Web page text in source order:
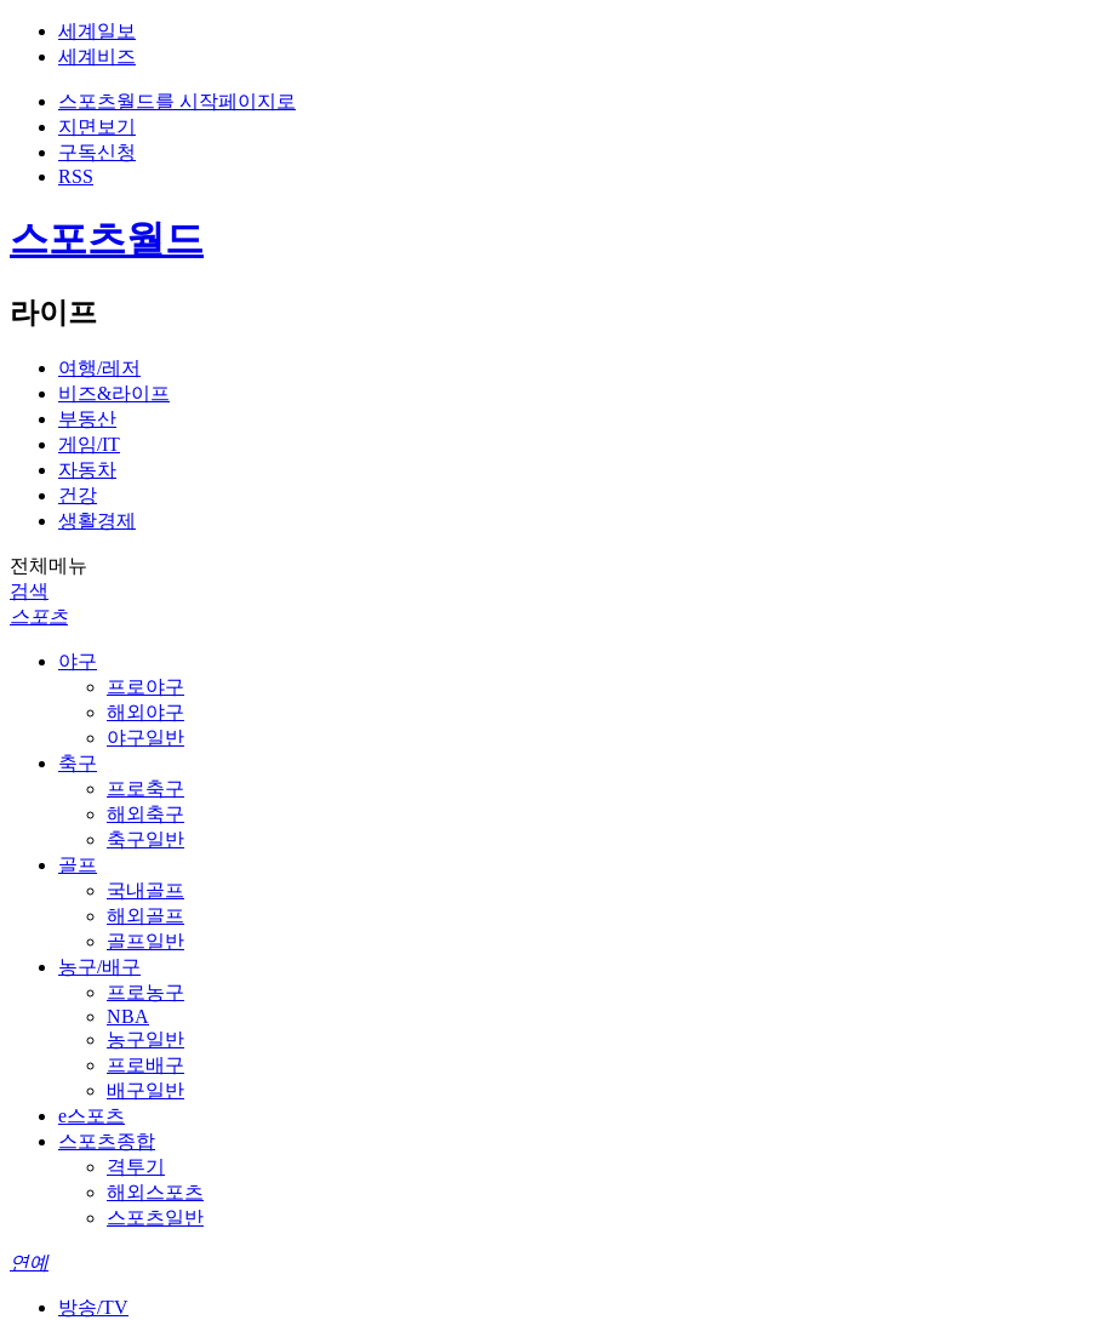
세계일보
세계비즈
스포츠월드를 시작페이지로
지면보기
구독신청
RSS
스포츠월드
라이프
여행/레저
비즈&라이프
부동산
게임/IT
자동차
건강
생활경제
전체메뉴
검색
스포츠
야구
프로야구
해외야구
야구일반
축구
프로축구
해외축구
축구일반
골프
국내골프
해외골프
골프일반
농구/배구
프로농구
NBA
농구일반
프로배구
배구일반
e스포츠
스포츠종합
격투기
해외스포츠
스포츠일반
연예
방송/TV